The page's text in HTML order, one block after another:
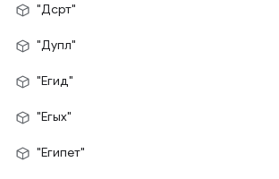
"Дсрт"
"Дупл"
"Егид"
"Егых"
"Египет"